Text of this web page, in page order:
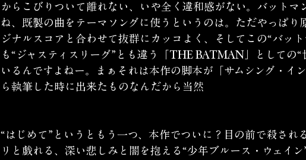
からこびりついて離れない、いや全く違和感がない。バットマ
ね、既製の曲をテーマソングに使うというのは。ただやっぱり
ジナルスコアと合わせて抜群にカッコよく、そしてこの“バッ
も“ジャスティスリーグ”とも違う
「THE BATMAN」
としての
いるんですよねー。まぁそれは本作の脚本が「サムシング・イ
ら執筆した時に出来たものなんだから当然
“はじめて”というともう一つ、本作でついに？目の前で殺され
リと戯れる、深い悲しみと闇を抱える“少年ブルース・ウェイ